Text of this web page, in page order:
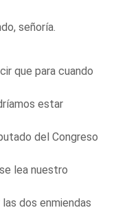
señoría.
que para cuando
estar
del Congreso
lea nuestro
dos enmiendas